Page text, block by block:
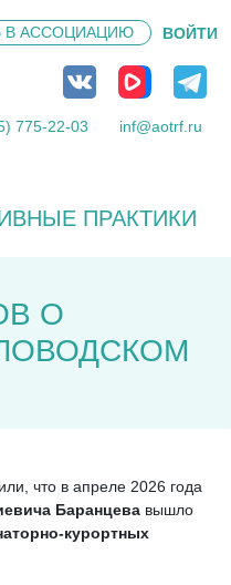
В АССОЦИАЦИЮ ВОЙТИ
775-22-03 inf@aotrf.ru
ПРАКТИКИ
О
что в апреле 2026 года
Баранцева вышло
курортных